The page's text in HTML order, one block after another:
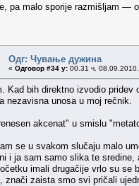
pa malo sporije razmišljam —
Одг: Чување дужина
« Одговор #34 у: 00.31 ч.
Kad bih direktno izvodio pridev
nezavisna unosa u moj rečnik.
akcenat" u smislu
se u svakom slučaju malo
i ja sam samo slika te
imali drugačije vrlo su se
znači zaista smo svi pričali